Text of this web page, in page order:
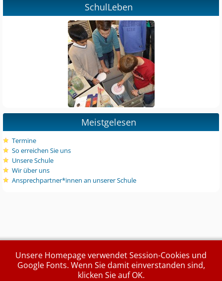
SchulLeben
Meistgelesen
Termine
So erreichen Sie uns
Unsere Schule
Wir über uns
Ansprechpartner*innen an unserer Schule
Unsere Homepage verwendet Session-Cookies und
Google Fonts. Wenn Sie damit einverstanden sind,
klicken Sie auf OK.